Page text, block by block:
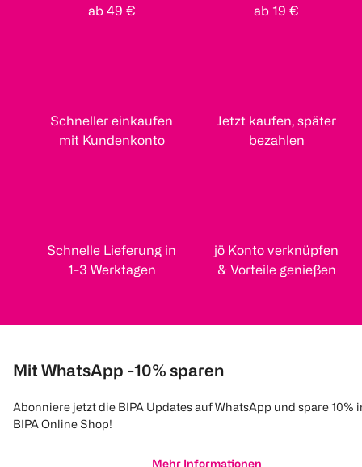
ab 49 €
ab 19 €
Schneller einkaufen
mit Kundenkonto
Jetzt kaufen, später
bezahlen
Schnelle Lieferung in
1-3 Werktagen
jö Konto verknüpfen
& Vorteile genießen
Mit WhatsApp -10% sparen
Abonniere jetzt die BIPA Updates auf WhatsApp und spare 10%
BIPA Online Shop!
Mehr Informationen